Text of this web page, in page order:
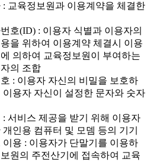
교육정보원과 이용계약을 체결한
호(ID) : 이용자 식별과 이용자의
을 위하여 이용계약 체결시 이용
의하여 교육정보원이 부여하는
의 조합
: 이용자 자신의 비밀을 보호하
이용자 자신이 설정한 문자와 숫자
서비스 제공을 받기 위해 이용자
개인용 컴퓨터 및 모뎀 등의 기기
용 : 이용자가 단말기를 이용하
원의 주전산기에 접속하여 교육